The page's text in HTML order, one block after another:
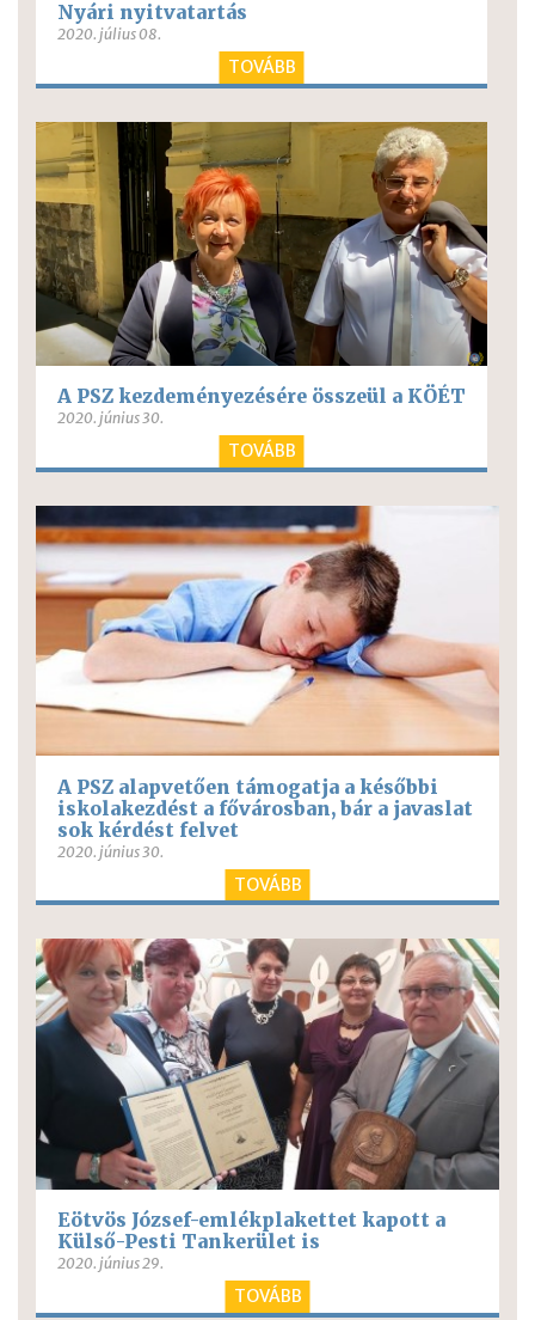
Nyári nyitvatartás
2020. július 08.
TOVÁBB
A PSZ kezdeményezésére összeül a KÖÉT
2020. június 30.
TOVÁBB
A PSZ alapvetően támogatja a későbbi
iskolakezdést a fővárosban, bár a javaslat
sok kérdést felvet
2020. június 30.
TOVÁBB
Eötvös József-emlékplakettet kapott a
Külső-Pesti Tankerület is
2020. június 29.
TOVÁBB